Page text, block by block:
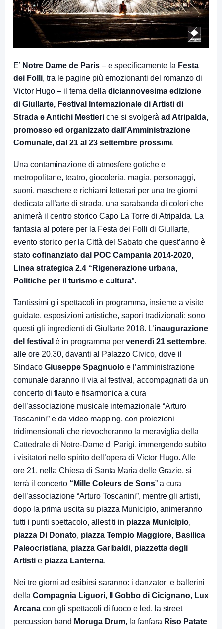
E’ Notre Dame de Paris – e specificamente la Festa
dei Folli, tra le pagine più emozionanti del romanzo di
Victor Hugo – il tema della diciannovesima edizione
di Giullarte, Festival Internazionale di Artisti di
Strada e Antichi Mestieri che si svolgerà ad Atripalda,
promosso ed organizzato dall’Amministrazione
Comunale, dal 21 al 23 settembre prossimi.
Una contaminazione di atmosfere gotiche e
metropolitane, teatro, giocoleria, magia, personaggi,
suoni, maschere e richiami letterari per una tre giorni
dedicata all’arte di strada, una sarabanda di colori che
animerà il centro storico Capo La Torre di Atripalda. La
fantasia al potere per la Festa dei Folli di Giullarte,
evento storico per la Città del Sabato che quest’anno è
stato cofinanziato dal POC Campania 2014-2020,
Linea strategica 2.4 “Rigenerazione urbana,
Politiche per il turismo e cultura”.
Tantissimi gli spettacoli in programma, insieme a visite
guidate, esposizioni artistiche, sapori tradizionali: sono
questi gli ingredienti di Giullarte 2018. L’inaugurazione
del festival è in programma per venerdì 21 settembre,
alle ore 20.30, davanti al Palazzo Civico, dove il
Sindaco Giuseppe Spagnuolo e l’amministrazione
comunale daranno il via al festival, accompagnati da un
concerto di flauto e fisarmonica a cura
dell’associazione musicale internazionale “Arturo
Toscanini” e da video mapping, con proiezioni
tridimensionali che rievocheranno la meraviglia della
Cattedrale di Notre-Dame di Parigi, immergendo subito
i visitatori nello spirito dell’opera di Victor Hugo. Alle
ore 21, nella Chiesa di Santa Maria delle Grazie, si
terrà il concerto “Mille Coleurs de Sons” a cura
dell’associazione “Arturo Toscanini”, mentre gli artisti,
dopo la prima uscita su piazza Municipio, animeranno
tutti i punti spettacolo, allestiti in piazza Municipio,
piazza Di Donato, piazza Tempio Maggiore, Basilica
Paleocristiana, piazza Garibaldi, piazzetta degli
Artisti e piazza Lanterna.
Nei tre giorni ad esibirsi saranno: i danzatori e ballerini
della Compagnia Liguori, Il Gobbo di Cicignano, Lux
Arcana con gli spettacoli di fuoco e led, la street
percussion band Moruga Drum, la fanfara Riso Patate